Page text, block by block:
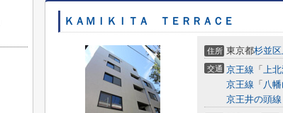
ＫＡＭＩＫＩＴＡ ＴＥＲＲＡＣＥ
住所 東京都杉並区
交通 京王線 「 上北
京王線 「 八幡
京王井の頭線